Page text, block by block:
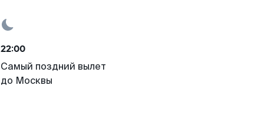
22:00
Самый поздний вылет
до Москвы